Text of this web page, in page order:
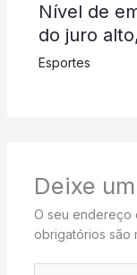
Nível de
do juro
Esportes
Deixe
O seu endereço
obrigatórios são